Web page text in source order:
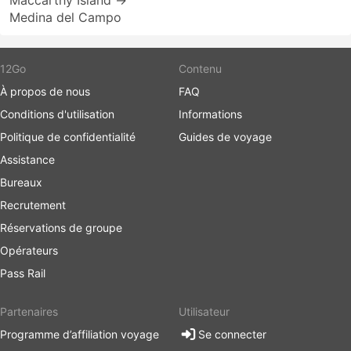
Medina del Campo
12Go
À propos de nous
Conditions d'utilisation
Politique de confidentialité
Assistance
Bureaux
Recrutement
Réservations de groupe
Opérateurs
Pass Rail
Contenu
FAQ
Informations
Guides de voyage
Partenaires
Programme d’affiliation voyage
Utilisateur
Se connecter